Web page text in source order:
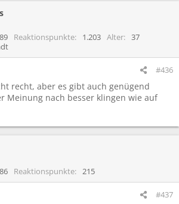
Reaktionspunkte 1.203 Alter
37
#436
recht, aber es gibt auch genügend
Meinung nach besser klingen wie auf
Reaktionspunkte 215
#437